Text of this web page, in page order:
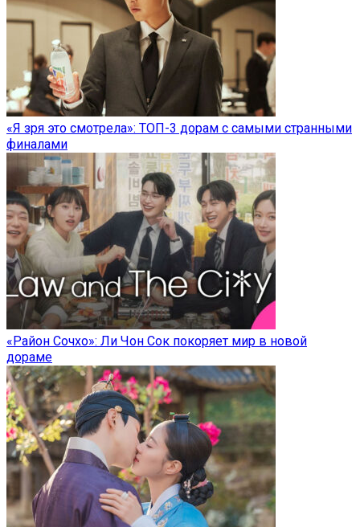
«Я зря это смотрела»: ТОП-3 дорам с самыми странными
финалами
«Район Сочхо»: Ли Чон Сок покоряет мир в новой
дораме